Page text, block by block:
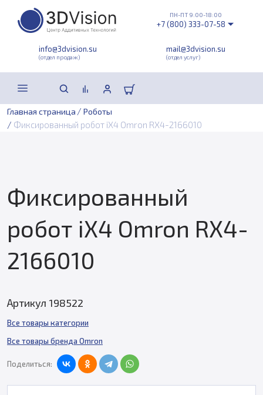
info@3dvision.su
(отдел продаж)
mail@3dvision.su
(отдел услуг)
ПН-ПТ 9:00-18:00
+7 (800) 333-07-58
Главная страница / Роботы
/ Фиксированный робот iX4 Omron RX4-2166010
Фиксированный
робот iX4 Omron RX4-
2166010
Артикул 198522
Все товары категории
Все товары бренда Omron
Поделиться: